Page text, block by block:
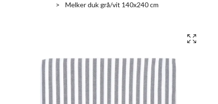
Melker duk grå/vit 140x240 cm